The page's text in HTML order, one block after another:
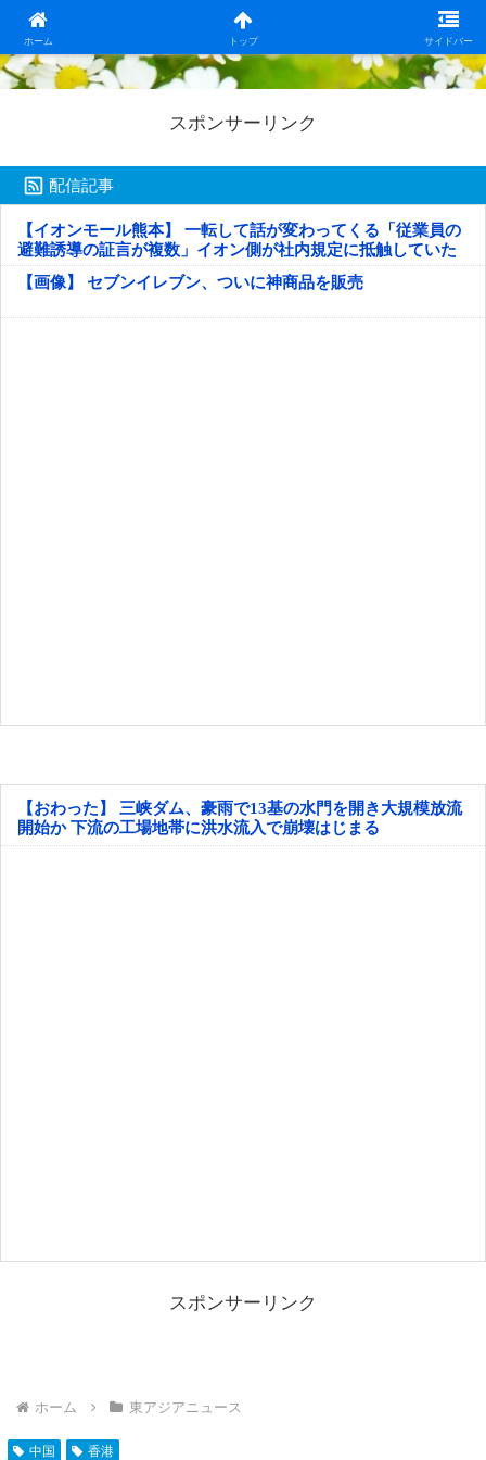
ホーム トップ サイドバー
日本第一！ニュース録
スポンサーリンク
配信記事
【イオンモール熊本】 一転して話が変わってくる「従業員の
避難誘導の証言が複数」イオン側が社内規定に抵触していた
疑い
【画像】 セブンイレブン、ついに神商品を販売
【おわった】 三峡ダム、豪雨で13基の水門を開き大規模放流
開始か 下流の工場地帯に洪水流入で崩壊はじまる
スポンサーリンク
ホーム 東アジアニュース
中国 香港